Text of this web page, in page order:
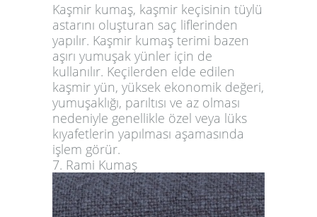
Kaşmir kumaş, kaşmir keçisinin tüylü
astarını oluşturan saç liflerinden
yapılır. Kaşmir kumaş terimi bazen
aşırı yumuşak yünler için de
kullanılır. Keçilerden elde edilen
kaşmir yün, yüksek ekonomik değeri,
yumuşaklığı, parıltısı ve az olması
nedeniyle genellikle özel veya lüks
kıyafetlerin yapılması aşamasında
işlem görür.
7. Rami Kumaş